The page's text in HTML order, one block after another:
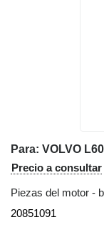
Precio a consultar
Piezas del motor -
20851091